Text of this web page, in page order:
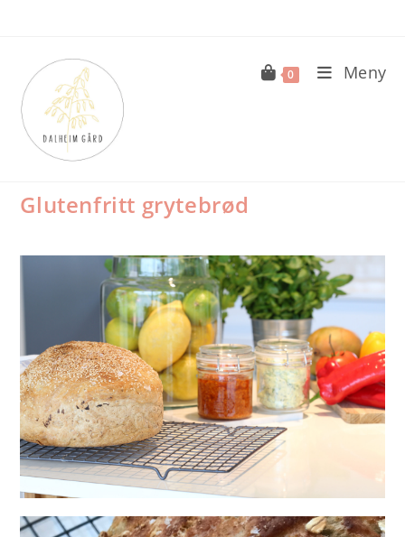
0 Meny
Glutenfritt grytebrød